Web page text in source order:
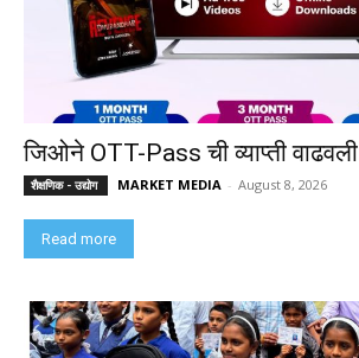
जिओने OTT-Pass ची व्याप्ती वाढवली
शैक्षणिक - उद्योग MARKET MEDIA - August 8, 2026
Read more